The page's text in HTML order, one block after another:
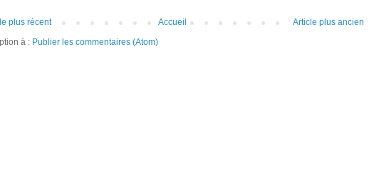
plus récent Article plus ancien
Accueil
à : Publier les commentaires (Atom)